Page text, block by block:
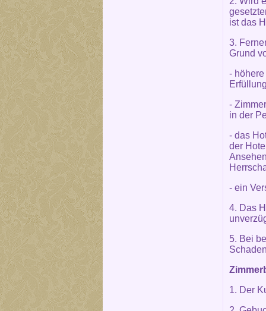
ist das
3.
Grund
-
-
in der
- das
der
- ein
4. Das
5. Bei
1. Der